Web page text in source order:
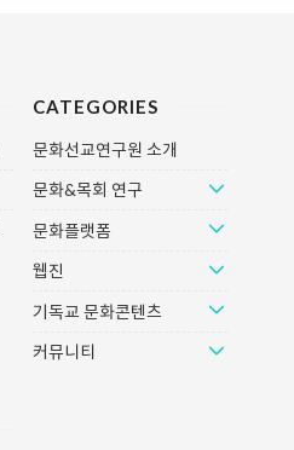
CATEGORIES
문화선교연구원 소개
문화&목회 연구
문화플랫폼
웹진
기독교 문화콘텐츠
커뮤니티